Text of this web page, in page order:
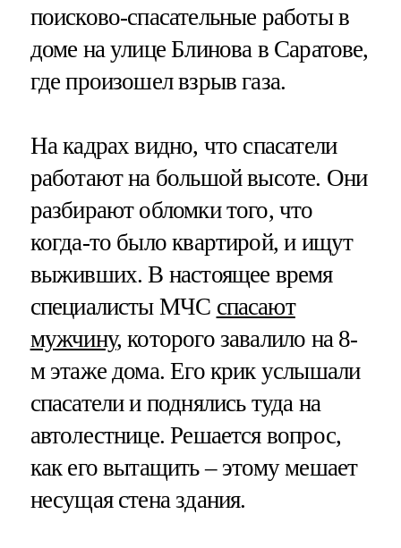
поисково-спасательные работы в
доме на улице Блинова в Саратове,
где произошел взрыв газа.
На кадрах видно, что спасатели
работают на большой высоте. Они
разбирают обломки того, что
когда-то было квартирой, и ищут
выживших. В настоящее время
специалисты МЧС спасают
мужчину, которого завалило на 8-
м этаже дома. Его крик услышали
спасатели и поднялись туда на
автолестнице. Решается вопрос,
как его вытащить – этому мешает
несущая стена здания.